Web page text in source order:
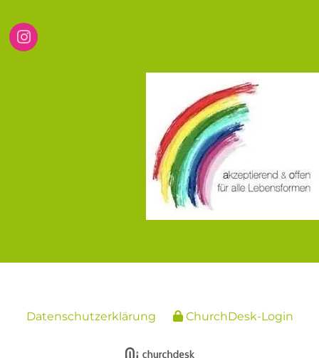
Datenschutzerklärung ChurchDesk-Login